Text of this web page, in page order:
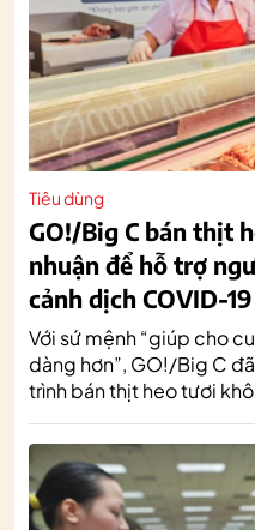
Tiêu dùng
GO!/Big C bán thịt
nhuận để hỗ trợ
cảnh dịch COVID-19
Với sứ mệnh “giúp cho
dàng hơn”, GO!/Big C
trình bán thịt heo tươi